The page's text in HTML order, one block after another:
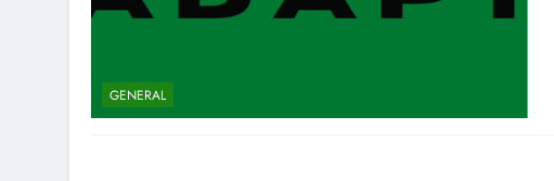
GENERAL